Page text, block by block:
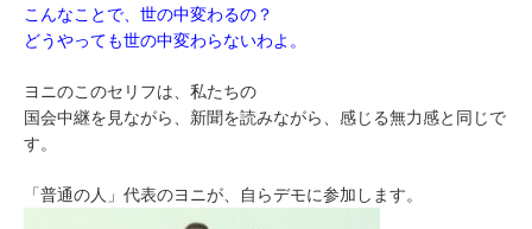
こんなことで、世の中変わるの？
どうやっても世の中変わらないわよ。
ヨニのこのセリフは、私たちの
国会中継を見ながら、新聞を読みながら、感じる無力感と同じで
す。
「普通の人」代表のヨニが、自らデモに参加します。